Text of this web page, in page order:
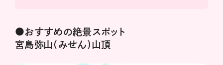
●おすすめの絶景スポット
宮島弥山（みせん）山頂